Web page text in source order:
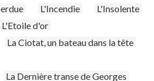
L'Incendie
L'Insolente
L'Etoile d'or
La Ciotat, un bateau dans la tête
La Dernière transe de Georges